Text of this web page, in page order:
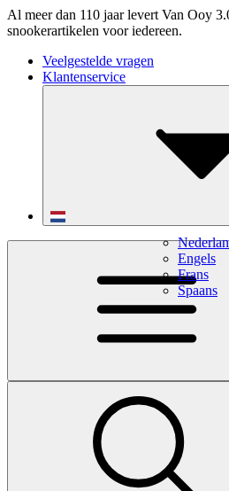
Al meer dan 110 jaar levert Van Ooy
snookerartikelen voor iedereen.
Veelgestelde vragen
Klantenservice
Engels
Frans
Spaans